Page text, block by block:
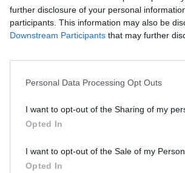
further disclosure of your personal
participants. This information may also be
Downstream Participants that may further
Personal Data Processing Opt Outs
I want to opt-out of the Sharing of my
Opted In
I want to opt-out of the Sale of my
Opted In
5 Ago
prende
lo zoccolo
il
Coghinas
Garau:
il difensore
Al